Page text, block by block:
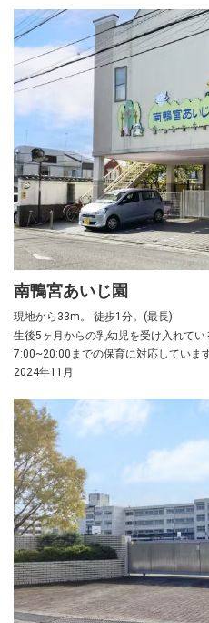
南鴨宮あいじ園
現地から33m。 徒歩1分。(最長)
生後5ヶ月からの乳幼児を受け入れてい
7:00~20:00までの保育に対応しています
2024年11月